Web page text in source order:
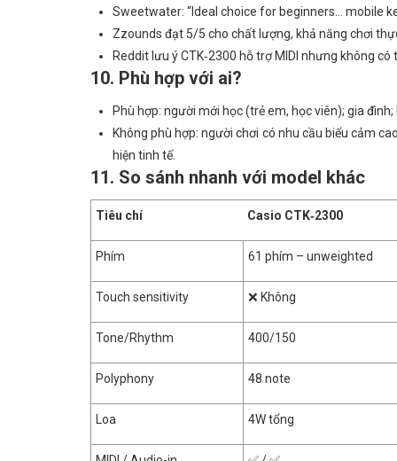
Sweetwater: “Ideal choice for beginners… mobile
Zzounds đạt 5/5 cho chất lượng, khả năng chơi
Reddit lưu ý CTK‑2300 hỗ trợ MIDI nhưng không
10. Phù hợp với ai?
Phù hợp: người mới học (trẻ em, học viên); gia
Không phù hợp: người chơi có nhu cầu biểu cảm
hiện tinh tế.
11. So sánh nhanh với model khác
Tiêu chí Casio CTK‑2300
Phím 61 phím – unweighted
Touch sensitivity ❌ Không
Tone/Rhythm 400/150
Polyphony 48 note
Loa 4W tổng